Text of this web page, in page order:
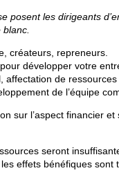
posent les dirigeants
créateurs, repreneurs.
pour développer votre
affectation de
de l’équipe
sur l’aspect financier
seront
effets bénéfiques sont